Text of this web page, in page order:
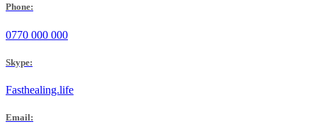
Phone:
0770 000 000
Skype:
Fasthealing.life
Email: